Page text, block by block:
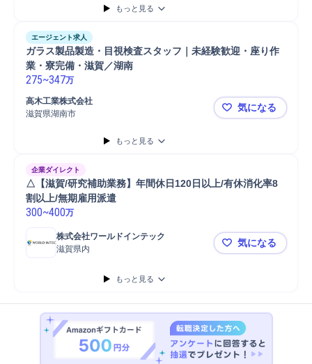
もっと見る
エージェント求人
ガラス製品製造・目視検査スタッフ｜未経験歓迎・座り作
業・寮完備・滋賀／湖南
275~347万
高木工業株式会社
滋賀県湖南市
ガラス製品
気になる
もっと見る
企業ダイレクト
△【滋賀/研究補助業務】年間休日120日以上/有休消化率8
割以上/無期雇用派遣
300~400万
株式会社ワールドインテック
滋賀県内
△【滋賀/研
気になる
もっと見る